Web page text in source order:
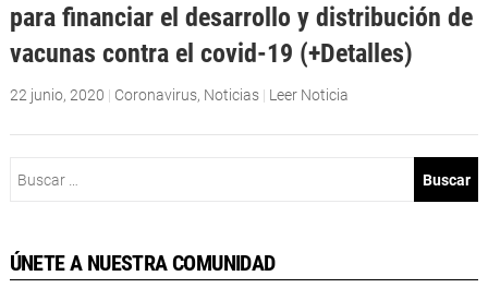
para financiar el desarrollo y distribución de
vacunas contra el covid-19 (+Detalles)
22 junio, 2020 | Coronavirus, Noticias | Leer Noticia
ÚNETE A NUESTRA COMUNIDAD